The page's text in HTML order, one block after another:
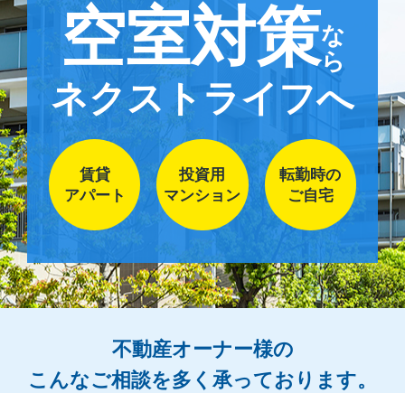
空室対策なら
ネクストライフへ
賃貸
アパート
投資用
マンション
転勤時の
ご自宅
不動産オーナー様の
こんなご相談を多く承っております。